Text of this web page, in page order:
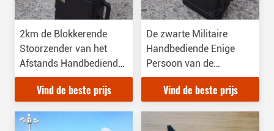
2km de Blokkerende
Stoorzender van het
Afstands Handbediende
Signaal voor Hommels,
Tijd Met lange levensuur
Vind de beste prijs
De zwarte Militaire
Handbediende Enige
Persoon van de
Hommelstoorzender
blokkeert Al
Vind de beste prijs